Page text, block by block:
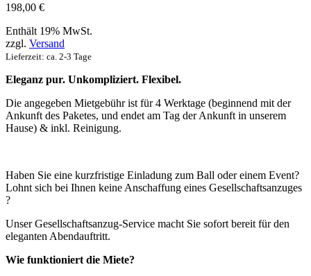
198,00 €
Enthält 19% MwSt.
zzgl. Versand
Lieferzeit: ca. 2-3 Tage
Eleganz pur. Unkompliziert. Flexibel.
Die angegeben Mietgebühr ist für 4 Werktage (beginnend mit der
Ankunft des Paketes, und endet am Tag der Ankunft in unserem
Hause) & inkl. Reinigung.
Haben Sie eine kurzfristige Einladung zum Ball oder einem Event?
Lohnt sich bei Ihnen keine Anschaffung eines Gesellschaftsanzuges
?
Unser Gesellschaftsanzug-Service macht Sie sofort bereit für den
eleganten Abendauftritt.
Wie funktioniert die Miete?